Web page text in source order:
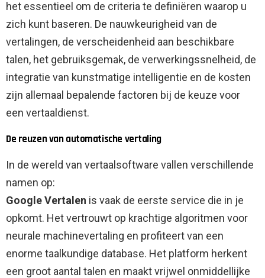
het essentieel om de criteria te definiëren waarop u
zich kunt baseren. De nauwkeurigheid van de
vertalingen, de verscheidenheid aan beschikbare
talen, het gebruiksgemak, de verwerkingssnelheid, de
integratie van kunstmatige intelligentie en de kosten
zijn allemaal bepalende factoren bij de keuze voor
een vertaaldienst.
De reuzen van automatische vertaling
In de wereld van vertaalsoftware vallen verschillende
namen op:
Google Vertalen is vaak de eerste service die in je
opkomt. Het vertrouwt op krachtige algoritmen voor
neurale machinevertaling en profiteert van een
enorme taalkundige database. Het platform herkent
een groot aantal talen en maakt vrijwel onmiddellijke